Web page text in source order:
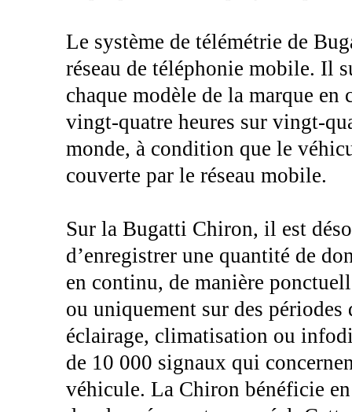
Le système de télémétrie de
réseau de téléphonie mobile. Il
chaque modèle de la marque
vingt-quatre heures sur vingt-
monde, à condition que le
couverte par le réseau mobile.
Sur la Bugatti Chiron, il est
d’enregistrer une quantité de
en continu, de manière
ou uniquement sur des
éclairage, climatisation ou
de 10 000 signaux qui
véhicule. La Chiron bénéficie